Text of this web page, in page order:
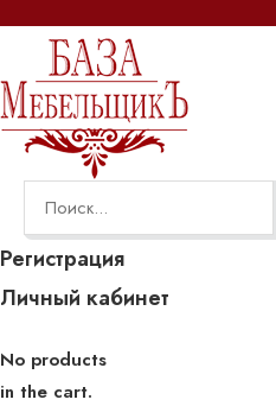
Регистрация
Личный кабинет
No products
in the cart.